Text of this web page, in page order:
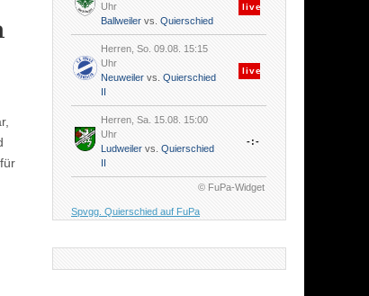
Uhr
Ballweiler vs. Quierschied
live
Herren, So. 09.08. 15:15
Uhr
Neuweiler vs. Quierschied
live
Herren, Sa. 15.08. 15:00
Uhr
Ludweiler vs. Quierschied
-:-
© FuPa-Widget
Spvgg. Quierschied auf FuPa